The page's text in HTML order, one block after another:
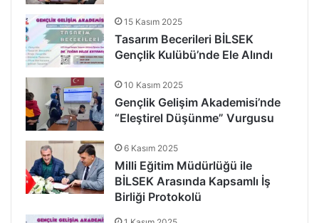
15 Kasım 2025
Tasarım Becerileri BİLSEK
Gençlik Kulübü’nde Ele Alındı
10 Kasım 2025
Gençlik Gelişim Akademisi’nde
“Eleştirel Düşünme” Vurgusu
6 Kasım 2025
Milli Eğitim Müdürlüğü ile
BİLSEK Arasında Kapsamlı İş
Birliği Protokolü